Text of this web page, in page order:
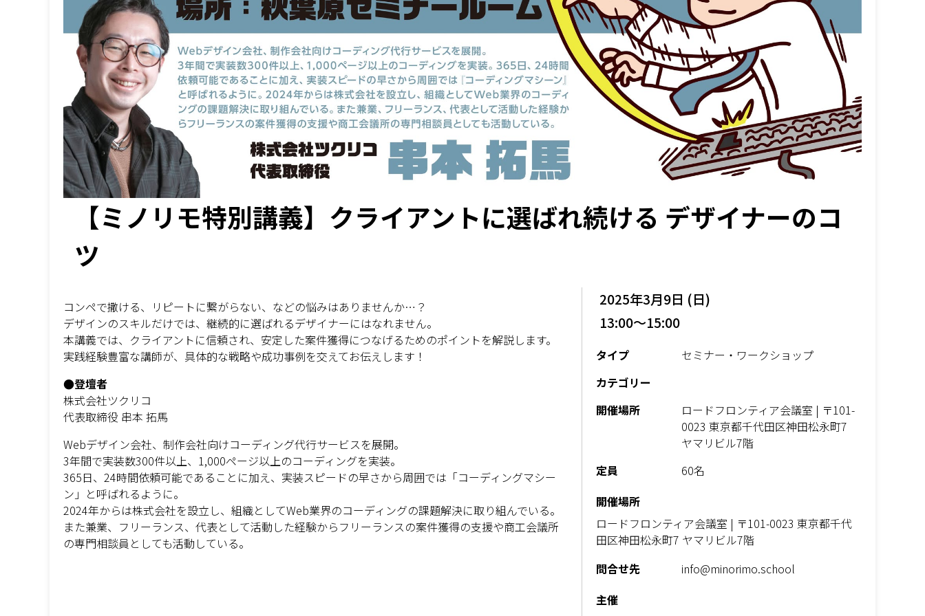
【ミノリモ特別講義】クライアントに選ばれ続ける デザイナーのコ
ツ
コンペで撒ける、リピートに繋がらない、などの悩みはありませんか…？
デザインのスキルだけでは、継続的に選ばれるデザイナーにはなれません。
本講義では、クライアントに信頼され、安定した案件獲得につなげるためのポイントを解説します。
実践経験豊富な講師が、具体的な戦略や成功事例を交えてお伝えします！
●登壇者
株式会社ツクリコ
代表取締役 串本 拓馬
Webデザイン会社、制作会社向けコーディング代行サービスを展開。
3年間で実装数300件以上、1,000ページ以上のコーディングを実装。
365日、24時間依頼可能であることに加え、実装スピードの早さから周囲では「コーディングマシー
ン」と呼ばれるように。
2024年からは株式会社を設立し、組織としてWeb業界のコーディングの課題解決に取り組んでいる。
また兼業、フリーランス、代表として活動した経験からフリーランスの案件獲得の支援や商工会議所
の専門相談員としても活動している。
2025年3月9日 (日)
13:00～15:00
タイプ
セミナー・ワークショップ
カテゴリー
開催場所
ロードフロンティア会議室 | 〒101-
0023 東京都千代田区神田松永町7
ヤマリビル7階
定員
60名
開催場所
ロードフロンティア会議室 | 〒101-0023 東京都千代
田区神田松永町7 ヤマリビル7階
問合せ先
info@minorimo.school
主催